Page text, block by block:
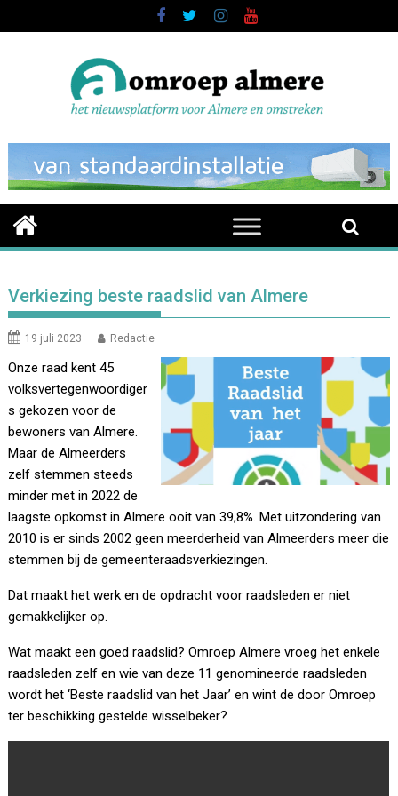
to
Verkiezing beste raadslid van Almere
19 juli 2023 Redactie
Onze raad kent 45
volksvertegenwoordiger
s gekozen voor de
bewoners van Almere.
Maar de Almeerders
zelf stemmen steeds
minder met in 2022 de
laagste opkomst in Almere ooit van 39,8%. Met uitzondering van
2010 is er sinds 2002 geen meerderheid van Almeerders meer die
stemmen bij de gemeenteraadsverkiezingen.
Dat maakt het werk en de opdracht voor raadsleden er niet
gemakkelijker op.
Wat maakt een goed raadslid? Omroep Almere vroeg het enkele
raadsleden zelf en wie van deze 11 genomineerde raadsleden
wordt het ‘Beste raadslid van het Jaar’ en wint de door Omroep
ter beschikking gestelde wisselbeker?